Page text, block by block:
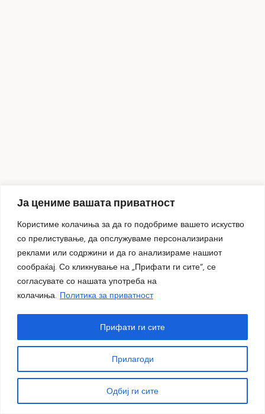
Ја цениме вашата приватност
Користиме колачиња за да го подобриме вашето искуство
со прелистување, да опслужуваме персонализирани
реклами или содржини и да го анализираме нашиот
сообраќај. Со кликнување на „Прифати ги сите“, се
согласувате со нашата употреба на
колачиња. Политика за приватност
Прилагоди
Одбиј ги сите
Прифати ги сите
Советникот Жарко Стеваноски пријави сечење на
платаните во дворот на ООУ „Кочо Рацин“ – побара
реакција од МВР и ОЈО
Култура